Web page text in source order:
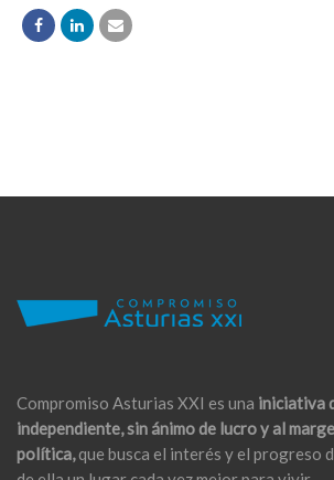
Compromiso Asturias XXI es una iniciativa
independiente, sin ánimo de lucro y al
política,que busca el interés y el progreso